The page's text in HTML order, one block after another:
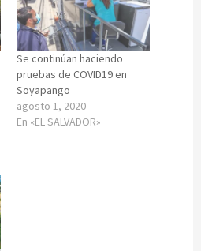
Se continúan haciendo
pruebas de COVID19 en
Soyapango
agosto 1, 2020
En «EL SALVADOR»